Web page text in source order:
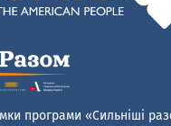
програми «Сильніші